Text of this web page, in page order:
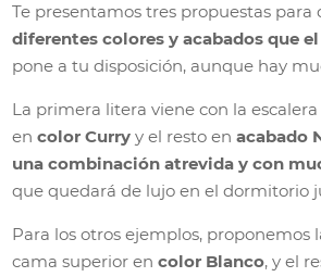
Te presentamos tres propuestas para
diferentes colores y acabados que
pone a tu disposición, aunque hay
La primera litera viene con la
en color Curry y el resto enacabado
una combinación atrevida y con
que quedará de lujo en el dormitorio
Para los otros ejemplos, proponemos
cama superior encolor Blanco, y el